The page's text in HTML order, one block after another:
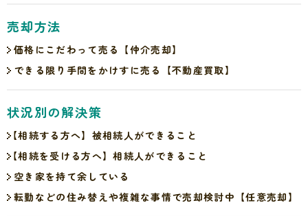
売却方法
価格にこだわって売る 【仲介売却】
できる限り手間をかけすに売る
【不動産買取 】
状況別の解決策
【相続する方へ】 被相続人ができること
【相続を受ける方へ】相続人ができること
空き家を持て余している
転勤などの住み替えや複雑な事情で売却検討中 【任意売却 】